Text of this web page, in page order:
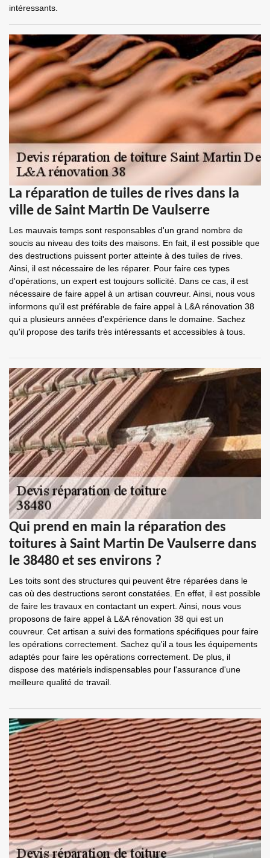
intéressants.
La réparation de tuiles de rives dans la
ville de Saint Martin De Vaulserre
Les mauvais temps sont responsables d'un grand nombre de
soucis au niveau des toits des maisons. En fait, il est possible que
des destructions puissent porter atteinte à des tuiles de rives.
Ainsi, il est nécessaire de les réparer. Pour faire ces types
d'opérations, un expert est toujours sollicité. Dans ce cas, il est
nécessaire de faire appel à un artisan couvreur. Ainsi, nous vous
informons qu'il est préférable de faire appel à L&A rénovation 38
qui a plusieurs années d'expérience dans le domaine. Sachez
qu'il propose des tarifs très intéressants et accessibles à tous.
Qui prend en main la réparation des
toitures à Saint Martin De Vaulserre dans
le 38480 et ses environs ?
Les toits sont des structures qui peuvent être réparées dans le
cas où des destructions seront constatées. En effet, il est possible
de faire les travaux en contactant un expert. Ainsi, nous vous
proposons de faire appel à L&A rénovation 38 qui est un
couvreur. Cet artisan a suivi des formations spécifiques pour faire
les opérations correctement. Sachez qu'il a tous les équipements
adaptés pour faire les opérations correctement. De plus, il
dispose des matériels indispensables pour l'assurance d'une
meilleure qualité de travail.